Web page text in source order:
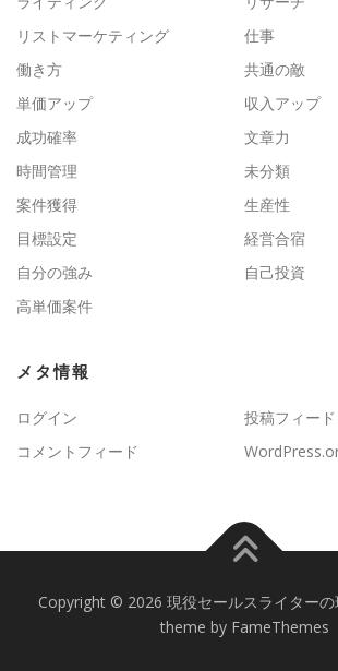
リストマーケティング
仕事
働き方
共通の敵
単価アップ
収入アップ
成功確率
文章力
時間管理
未分類
案件獲得
生産性
目標設定
経営合宿
自分の強み
自己投資
高単価案件
メタ情報
ログイン
投稿フィード
コメントフィード
Copyright © 2026 現役セールスライターの
theme by FameThemes